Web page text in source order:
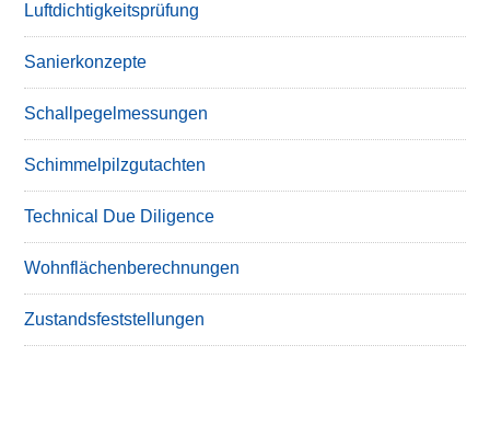
Luftdichtigkeitsprüfung
Sanierkonzepte
Schallpegelmessungen
Schimmelpilzgutachten
Technical Due Diligence
Wohnflächenberechnungen
Zustandsfeststellungen